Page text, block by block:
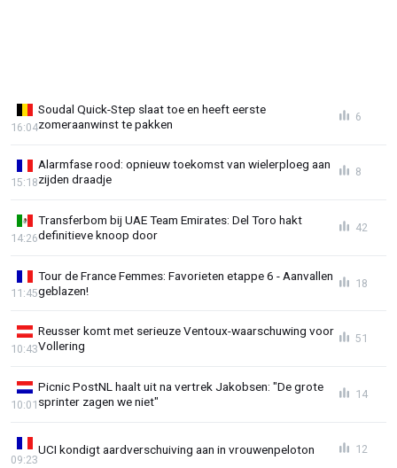
Soudal Quick-Step slaat toe en heeft eerste
zomeraanwinst te pakken
16:04
6
Alarmfase rood: opnieuw toekomst van wielerploeg aan
zijden draadje
15:18
8
Transferbom bij UAE Team Emirates: Del Toro hakt
definitieve knoop door
14:26
42
Tour de France Femmes: Favorieten etappe 6 - Aanvallen
geblazen!
11:45
18
Reusser komt met serieuze Ventoux-waarschuwing voor
Vollering
10:43
51
Picnic PostNL haalt uit na vertrek Jakobsen: "De grote
sprinter zagen we niet"
10:01
14
UCI kondigt aardverschuiving aan in vrouwenpeloton
09:23
12